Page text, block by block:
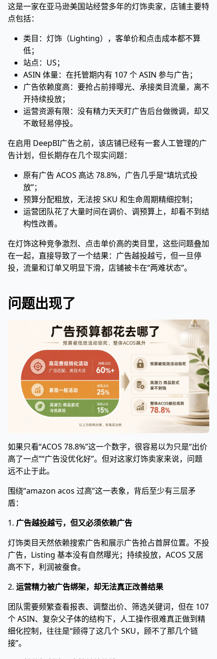
这是一家在亚马逊美国站经营多年的灯饰卖家，店铺主要特
点包括：
类目：灯饰（Lighting），客单价和点击成本都不算
低；
站点：US；
ASIN 体量：在托管期内有 107 个 ASIN 参与广告；
广告依赖度高：要抢占前排曝光、承接类目流量，离不
开持续投放；
运营资源有限：没有精力天天盯广告后台做微调，却又
不敢轻易停投。
在启用 DeepBI广告之前，该店铺已经有一套人工管理的广
告计划，但长期存在几个现实问题：
原有广告 ACOS 高达 78.8%，广告几乎是“填坑式投
放”；
预算分配粗放，无法按 SKU 和生命周期精细控制；
运营团队花了大量时间在调价、调预算上，却看不到结
构性改善。
在灯饰这种竞争激烈、点击单价高的类目里，这些问题叠加
在一起，直接导致了一个结果：广告越投越亏，但一旦停
投，流量和订单又明显下滑，店铺被卡在“两难状态”。
问题出现了
如果只看“ACOS 78.8%”这一个数字，很容易以为只是“出价
高了一点”“广告没优化好”。但对这家灯饰卖家来说，问题
远不止于此。
围绕“amazon acos 过高”这一表象，背后至少有三层矛
盾：
1. 广告越投越亏，但又必须依赖广告
灯饰类目天然依赖搜索广告和展示广告抢占首屏位置。不投
广告，Listing 基本没有自然曝光；持续投放，ACOS 又居
高不下，利润被蚕食。
2. 运营精力被广告绑架，却无法真正改善结果
团队需要频繁查看报表、调整出价、筛选关键词，但在 107
个 ASIN、复杂父子体的结构下，人工操作很难真正做到精
细化控制，往往是“顾得了这几个 SKU，顾不了那几个链
接”。